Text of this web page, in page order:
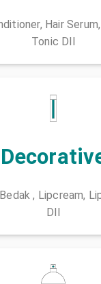
Hair
Tonic Dll
, Lipcream,
Dll